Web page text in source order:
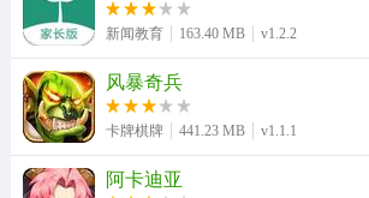
新闻教育 163.40 MB v1.2.2
风暴奇兵
卡牌棋牌 441.23 MB v1.1.1
阿卡迪亚